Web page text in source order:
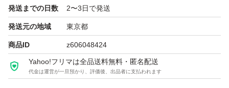
酒用のP箱で発送しております！
・段ボールご希望の際は購入後にメッセージでご連絡くだ
さい。
・配達日時のご希望がある方も購入後のメッセージでご連
絡ください。
発送までの日数 2〜3日で発送
発送元の地域 東京都
商品ID z606048424
Yahoo!フリマは全品送料無料・匿名配送
代金は運営が一旦預かり、評価後、出品者に支払われます